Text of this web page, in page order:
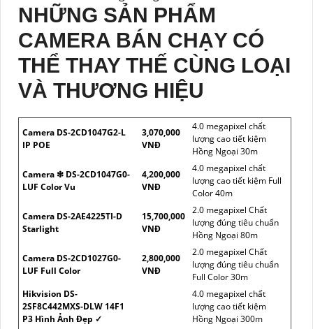
NHỮNG SẢN PHẨM
CAMERA BÁN CHẠY CÓ
THỂ THAY THẾ CÙNG LOẠI
VÀ THƯƠNG HIỆU
Camera DS-2CD1047G2-L
IP POE
3,070,000
VNĐ
4.0 megapixel chất
lượng cao tiết kiệm
Hồng Ngoại 30m
Camera ❇ DS-2CD1047G0-
LUF Color Vu
4,200,000
VNĐ
4.0 megapixel chất
lượng cao tiết kiệm Full
Color 40m
Camera DS-2AE4225TI-D
Starlight
15,700,000
VNĐ
2.0 megapixel Chất
lượng đúng tiêu chuẩn
Hồng Ngoại 80m
Camera DS-2CD1027G0-
LUF Full Color
2,800,000
VNĐ
2.0 megapixel Chất
lượng đúng tiêu chuẩn
Full Color 30m
Hikvision DS-
2SF8C442MXS-DLW 14F1
P3 Hình Ảnh Đẹp ✓
4.0 megapixel chất
lượng cao tiết kiệm
Hồng Ngoại 300m